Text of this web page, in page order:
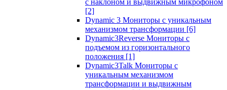
с наклоном и выдвижным микрофоном
[2]
Dynamic 3 Мониторы с уникальным
механизмом трансформации [6]
Dynamic3Reverse Мониторы с
подъемом из горизонтального
положения [1]
Dynamic3Talk Мониторы с
уникальным механизмом
трансформации и выдвижным